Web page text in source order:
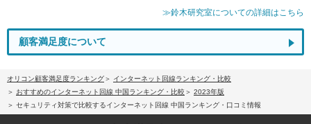
≫鈴木研究室についての詳細はこちら
顧客満足度について
オリコン顧客満足度ランキング
インターネット回線ランキング・比較
おすすめのインターネット回線 中国ランキング・比較
2023年版
セキュリティ対策で比較するインターネット回線 中国ランキング・口コミ情報